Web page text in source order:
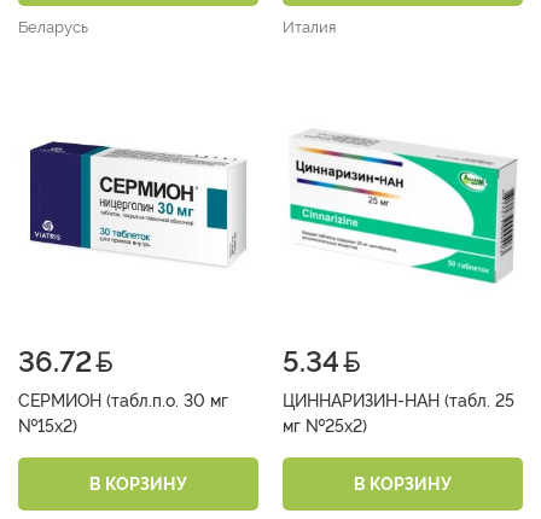
Беларусь Италия
36.72
СЕРМИОН (табл.п.о. 30 мг
№15х2)
В КОРЗИНУ
5.34
ЦИННАРИЗИН-НАН (табл. 25
мг №25х2)
В КОРЗИНУ